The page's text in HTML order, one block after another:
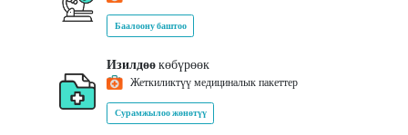
Баалоону баштоо
Изилдөөкөбүрөөк
Жеткиликтүү медициналык пакеттер
Сурамжылоо жөнөтүү